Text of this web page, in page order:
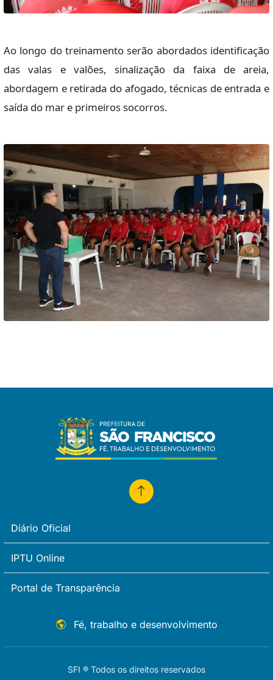
Ao longo do treinamento serão abordados identificação
das valas e valões, sinalização da faixa de areia,
abordagem e retirada do afogado, técnicas de entrada e
saída do mar e primeiros socorros.
Diário Oficial
IPTU Online
Portal de Transparência
Fé, trabalho e desenvolvimento
SFI ® Todos os direitos reservados